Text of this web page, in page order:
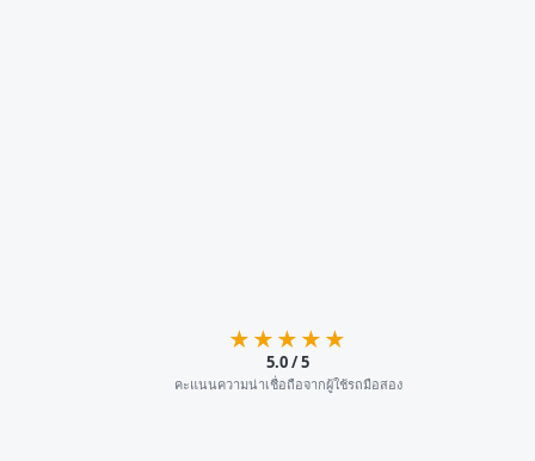
★★★★★
5.0 / 5
คะแนนความน่าเชื่อถือจากผู้ใช้รถมือสอง